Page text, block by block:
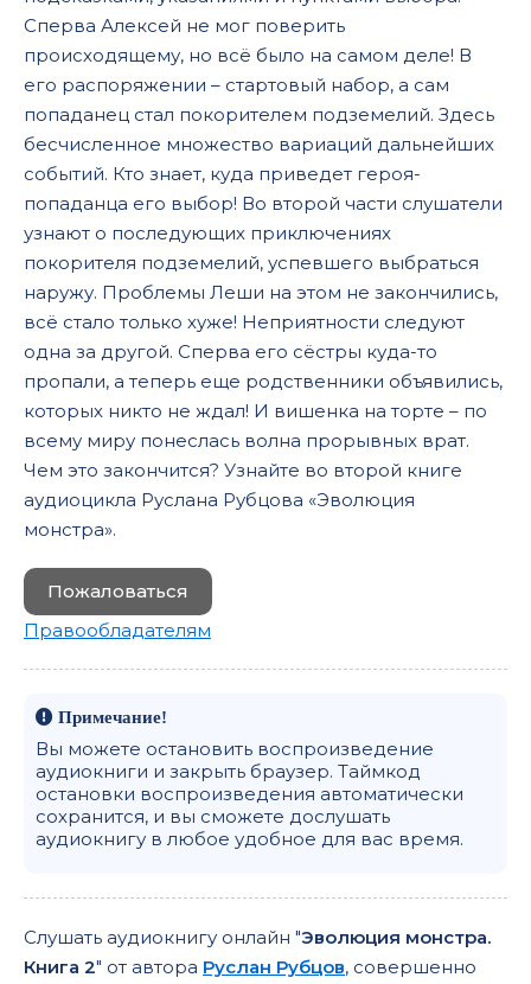
Сперва Алексей не мог поверить
происходящему, но всё было на самом деле! В
его распоряжении – стартовый набор, а сам
попаданец стал покорителем подземелий. Здесь
бесчисленное множество вариаций дальнейших
событий. Кто знает, куда приведет героя-
попаданца его выбор! Во второй части слушатели
узнают о последующих приключениях
покорителя подземелий, успевшего выбраться
наружу. Проблемы Леши на этом не закончились,
всё стало только хуже! Неприятности следуют
одна за другой. Сперва его сёстры куда-то
пропали, а теперь еще родственники объявились,
которых никто не ждал! И вишенка на торте – по
всему миру понеслась волна прорывных врат.
Чем это закончится? Узнайте во второй книге
аудиоцикла Руслана Рубцова «Эволюция
монстра».
Пожаловаться
Правообладателям
Примечание!
Вы можете остановить воспроизведение
аудиокниги и закрыть браузер. Таймкод
остановки воспроизведения автоматически
сохранится, и вы сможете дослушать
аудиокнигу в любое удобное для вас время.
Слушать аудиокнигу онлайн "Эволюция монстра.
Книга 2" от автора Руслан Рубцов, совершенно